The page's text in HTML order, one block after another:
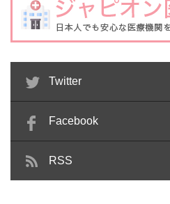
Twitter
Facebook
RSS